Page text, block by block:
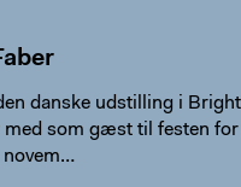
danske udstilling i
med som gæst til festen for
novem…